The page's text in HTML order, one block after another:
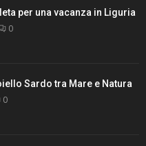
per una vacanza in Liguria
0
Sardo tra Mare e Natura
0